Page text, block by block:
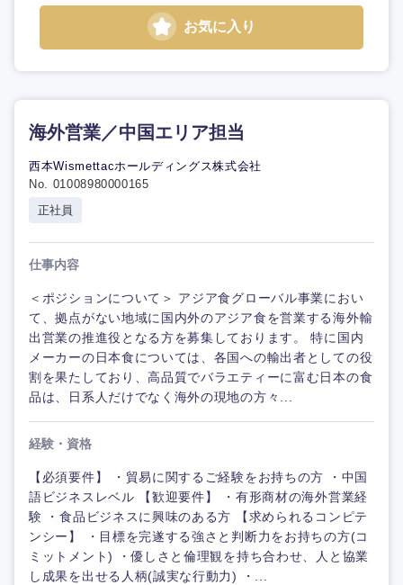
お気に入り
海外営業／中国エリア担当
西本Wismettacホールディングス株式会社
No. 01008980000165
正社員
仕事内容
＜ポジションについて＞ アジア食グローバル事業におい
て、拠点がない地域に国内外のアジア食を営業する海外輸
出営業の推進役となる方を募集しております。 特に国内
メーカーの日本食については、各国への輸出者としての役
割を果たしており、高品質でバラエティーに富む日本の食
品は、日系人だけでなく海外の現地の方々...
経験・資格
【必須要件】 ・貿易に関するご経験をお持ちの方 ・中国
語ビジネスレベル 【歓迎要件】 ・有形商材の海外営業経
験 ・食品ビジネスに興味のある方 【求められるコンピテ
ンシー】 ・目標を完遂する強さと判断力をお持ちの方(コ
ミットメント) ・優しさと倫理観を持ち合わせ、人と協業
し成果を出せる人柄(誠実な行動力) ・...